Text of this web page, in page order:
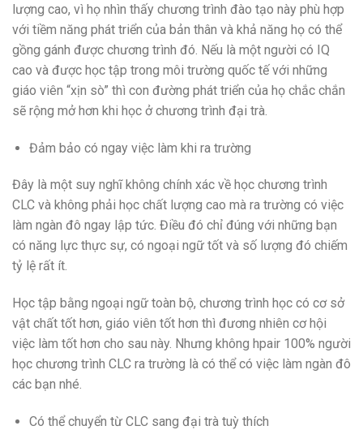
lượng cao, vì họ nhìn thấy chương trình đào tạo này phù hợp
với tiềm năng phát triển của bản thân và khả năng họ có thể
gồng gánh được chương trình đó. Nếu là một người có IQ
cao và được học tập trong môi trường quốc tế với những
giáo viên “xịn sò” thì con đường phát triển của họ chắc chắn
sẽ rộng mở hơn khi học ở chương trình đại trà.
Đảm bảo có ngay việc làm khi ra trường
Đây là một suy nghĩ không chính xác về học chương trình
CLC và không phải học chất lượng cao mà ra trường có việc
làm ngàn đô ngay lập tức. Điều đó chỉ đúng với những bạn
có năng lực thực sự, có ngoại ngữ tốt và số lượng đó chiếm
tỷ lệ rất ít.
Học tập bằng ngoại ngữ toàn bộ, chương trình học có cơ sở
vật chất tốt hơn, giáo viên tốt hơn thì đương nhiên cơ hội
việc làm tốt hơn cho sau này. Nhưng không hpair 100% người
học chương trình CLC ra trường là có thể có việc làm ngàn đô
các bạn nhé.
Có thể chuyển từ CLC sang đại trà tuỳ thích